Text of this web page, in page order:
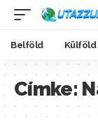
Belföld Külföld
Címke: